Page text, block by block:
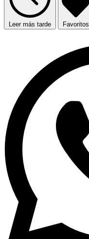
Leer más tarde Favoritos